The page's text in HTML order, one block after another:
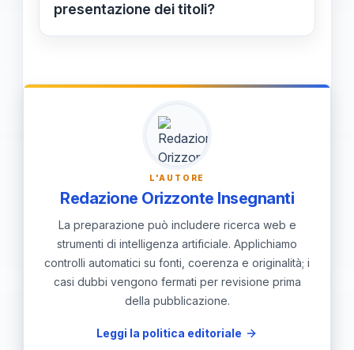
consigliabile completare e ottenere
presentazione dei titoli?
Per massimizzare le chance di
raccogliere e certificare tutti i titoli di
abilitazione e di servizio con largo
anticipo rispetto alla pubblicazione
del bando. Inoltre, è importante
consultare regolarmente le fonti
ufficiali, seguire le dirette informative
e prepararsi adeguatamente alle
prove scritte e orali, considerando
anche la documentazione da allegare
L'AUTORE
Redazione Orizzonte Insegnanti
La preparazione può includere ricerca web e
strumenti di intelligenza artificiale. Applichiamo
controlli automatici su fonti, coerenza e originalità; i
casi dubbi vengono fermati per revisione prima
della pubblicazione.
Leggi la politica editoriale